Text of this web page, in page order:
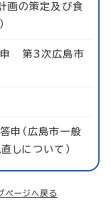
画の策定及び食
申 第3次広島市
申（広島市一般
しについて）
ページへ戻る